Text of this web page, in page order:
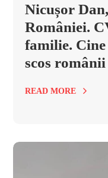
Nicușor
României.
familie. Cine
scos
READ MORE